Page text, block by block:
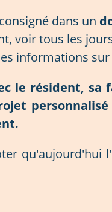
dans un
voir tous les
informations sur
le résident, sa
personnalisé
qu'aujourd'hui